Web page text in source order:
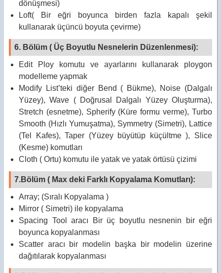
dönüşmesi)
Loft( Bir eğri boyunca birden fazla kapalı şekil
kullanarak üçüncü boyuta çevirme)
6. Bölüm ( Üç Boyutlu Nesnelerin Düzenlenmesi):
Edit Ploy komutu ve ayarlarını kullanarak ploygon
modelleme yapmak
Modify List’teki diğer Bend ( Bükme), Noise (Dalgalı
Yüzey), Wave ( Doğrusal Dalgalı Yüzey Oluşturma),
Stretch (esnetme), Spherify (Küre formu verme), Turbo
Smooth (Hızlı Yumuşatma), Symmetry (Simetri), Lattice
(Tel Kafes), Taper (Yüzey büyütüp küçültme ), Slice
(Kesme) komutları
Cloth ( Ortu) komutu ile yatak ve yatak örtüsü çizimi
7.Bölüm ( Max deki Farklı Kopyalama Komutları):
Array; (Sıralı Kopyalama )
Mirror ( Simetri) ile kopyalama
Spacing Tool aracı Bir üç boyutlu nesnenin bir eğri
boyunca kopyalanması
Scatter aracı bir modelin başka bir modelin üzerine
dağıtılarak kopyalanması